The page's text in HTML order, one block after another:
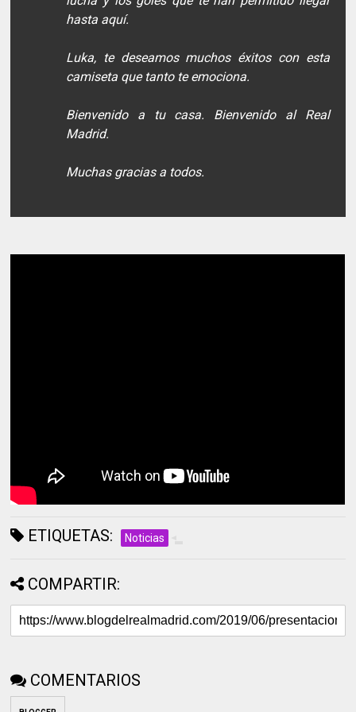
hasta aquí.
Luka, te deseamos muchos éxitos con esta
camiseta que tanto te emociona.
Bienvenido a tu casa. Bienvenido al Real
Madrid.
Muchas gracias a todos.
ETIQUETAS: Noticias
COMPARTIR:
COMENTARIOS